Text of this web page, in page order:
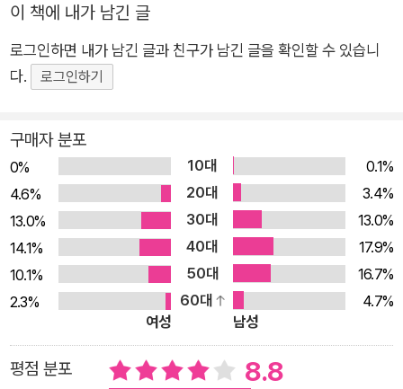
이 책에 내가 남긴 글
로그인하면 내가 남긴 글과 친구가 남긴 글을 확인할 수 있습니
다.
로그인하기
구매자 분포
0% 10대
0.1%
4.6%
20대
3.4%
13.0%
30대
13.0%
14.1%
40대
17.9%
10.1%
50대
16.7%
2.3%
60대
4.7%
여성
남성
평점 분포 8.8